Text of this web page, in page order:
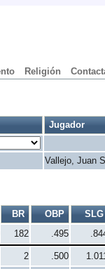
Religión
Jugador
Vallejo, Juan
BR OBP SLG
182 .495
2 .500